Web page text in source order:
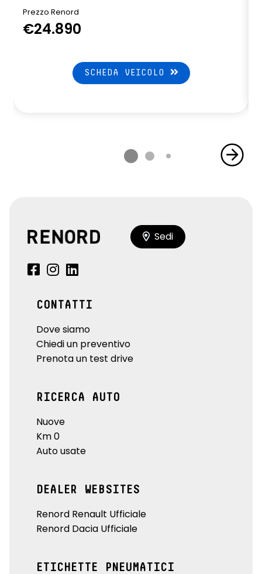
Prezzo Renord
€24.890
SCHEDA VEICOLO
Sedi
CONTATTI
Dove siamo
Chiedi un preventivo
Prenota un test drive
RICERCA AUTO
Nuove
Km 0
Auto usate
DEALER WEBSITES
Renord Renault Ufficiale
Renord Dacia Ufficiale
ETICHETTE PNEUMATICI